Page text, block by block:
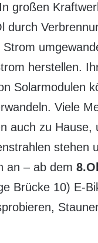
großen
durch
herstellen.
Solarmodulen
Viele
auch zu
stehen
an – ab dem
Brücke 10) E-